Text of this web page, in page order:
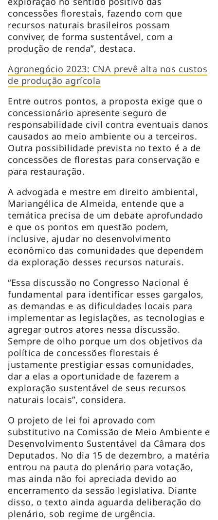
concessões florestais, fazendo com que
recursos naturais brasileiros possam
conviver, de forma sustentável, com a
produção de renda”, destaca.
Agronegócio 2023: CNA prevê alta nos custos
de produção agrícola
Entre outros pontos, a proposta exige que o
concessionário apresente seguro de
responsabilidade civil contra eventuais danos
causados ao meio ambiente ou a terceiros.
Outra possibilidade prevista no texto é a de
concessões de florestas para conservação e
para restauração.
A advogada e mestre em direito ambiental,
Mariangélica de Almeida, entende que a
temática precisa de um debate aprofundado
e que os pontos em questão podem,
inclusive, ajudar no desenvolvimento
econômico das comunidades que dependem
da exploração desses recursos naturais.
“Essa discussão no Congresso Nacional é
fundamental para identificar esses gargalos,
as demandas e as dificuldades locais para
implementar as legislações, as tecnologias e
agregar outros atores nessa discussão.
Sempre de olho porque um dos objetivos da
política de concessões florestais é
justamente prestigiar essas comunidades,
dar a elas a oportunidade de fazerem a
exploração sustentável de seus recursos
naturais locais”, considera.
O projeto de lei foi aprovado com
substitutivo na Comissão de Meio Ambiente e
Desenvolvimento Sustentável da Câmara dos
Deputados. No dia 15 de dezembro, a matéria
entrou na pauta do plenário para votação,
mas ainda não foi apreciada devido ao
encerramento da sessão legislativa. Diante
disso, o texto ainda aguarda deliberação do
plenário, sob regime de urgência.